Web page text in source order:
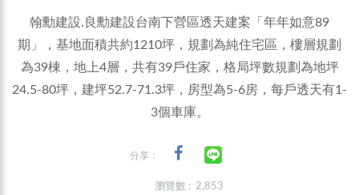
翰勳建設.良勳建設台南下營區透天建案「年年如意89
期」，基地面積共約1210坪，規劃為純住宅區，樓層規劃
為39棟，地上4層，共有39戶住家，格局坪數規劃為地坪
24.5-80坪，建坪52.7-71.3坪，房型為5-6房，每戶透天有1-
3個車庫。
分享：
瀏覽數 : 2,853